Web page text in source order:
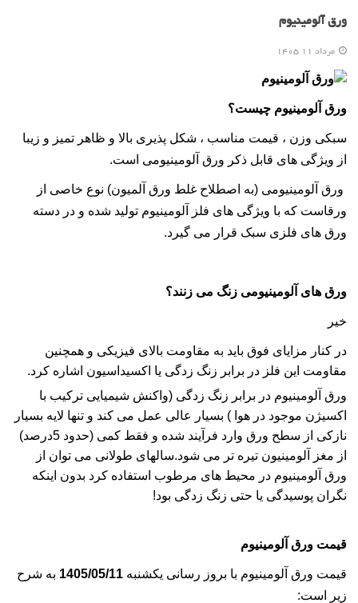
ورق آلومینیوم
مرداد 11 1405
ورق آلومینیوم چیست؟
سبکی وزن ، قیمت مناسب ، شکل پذیری بالا و ظاهر تمیز و زیبا
از ویژگی های قابل ذکر ورق آلومینیومی است.
ورق آلومینیومی (به اصطلاح غلط ورق آلمیون) نوع خاصی از
ورقاست که با ویژگی های فلز آلومینیوم تولید شده و در دسته
ورق های فلزی سبک قرار می گیرد.
ورق های آلومینیومی زنگ می زنند؟
خیر
در کنار مزایای فوق باید به مقاومت بالای فیزیکی و همچنین
مقاومت این فلز در برابر زنگ زدگی یا اکسیداسیون اشاره کرد.
ورق آلومینیوم در برابر زنگ زدگی (واکنش شیمیایی ترکیب با
اکسیژن موجود در هوا ) بسیار عالی عمل می کند و تنها لایه بسیار
نازکی از سطح ورق وارد فرآیند شده و فقط کمی (حدود 5درصد)
از مغز آلومینیون تیره تر می شود.سالهای طولانی می توان از
ورق آلومینیوم در محیط های مرطوب استفاده کرد بدون اینکه
نگران پوسیدگی یا حتی زنگ زدگی بود!
قیمت ورق آلومینیوم
قیمت ورق آلومینیوم با بروز رسانی یکشنبه 1405/05/11 به شرح
زیر است: